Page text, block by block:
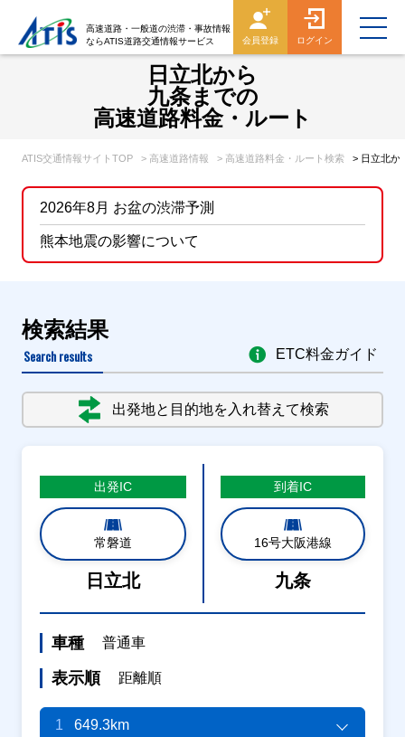
高速道路・一般道の渋滞・事故情報
ならATIS道路交通情報サービス
会員登録 ログイン
日立北から
九条までの
高速道路料金・ルート
ATIS交通情報サイトTOP > 高速道路情報 > 高速道路料金・ルート検索 > 日立北か
2026年8月 お盆の渋滞予測
熊本地震の影響について
検索結果
Search results
出発地と目的地を入れ替えて検索
ETC料金ガイド
出発IC
常磐道
日立北
到着IC
16号大阪港線
九条
車種 普通車
表示順 距離順
1 649.3km